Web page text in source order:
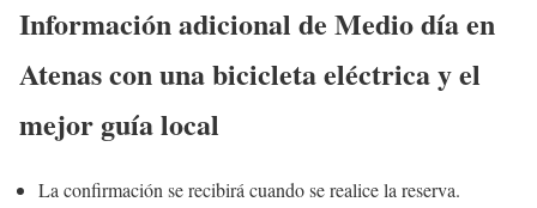
Información adicional de Medio día en
Atenas con una bicicleta eléctrica y el
mejor guía local
La confirmación se recibirá cuando se realice la reserva.